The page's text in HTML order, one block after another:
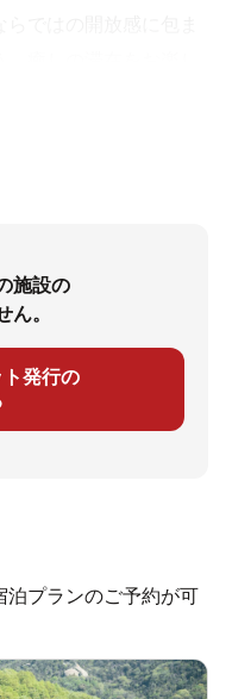
施設の
ん。
発行の
泊プランのご予約が可